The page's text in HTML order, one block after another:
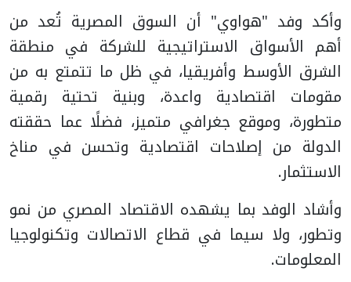
وأكد وفد "هواوي" أن السوق المصرية تُعد من
أهم الأسواق الاستراتيجية للشركة في منطقة
الشرق الأوسط وأفريقيا، في ظل ما تتمتع به من
مقومات اقتصادية واعدة، وبنية تحتية رقمية
متطورة، وموقع جغرافي متميز، فضلًا عما حققته
الدولة من إصلاحات اقتصادية وتحسن في مناخ
الاستثمار.
وأشاد الوفد بما يشهده الاقتصاد المصري من نمو
وتطور، ولا سيما في قطاع الاتصالات وتكنولوجيا
المعلومات.